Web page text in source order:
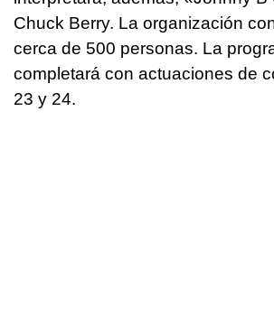
Chuck Berry. La organización
cerca de 500 personas. La
completará con actuaciones de
23 y 24.